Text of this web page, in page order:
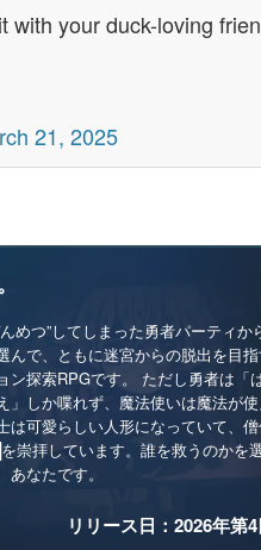
with your duck-loving
21, 2025
めつ”してしまった勇者パーティか
んで、ともに迷宮からの脱出を目
ン探索RPGです。 ただし勇者は「
」しか喋れず、魔法使いは魔法が使
は可愛らしい人形になっていて、
崇拝しています。誰を救うのかを
あなたです。
リリース日：2026年第